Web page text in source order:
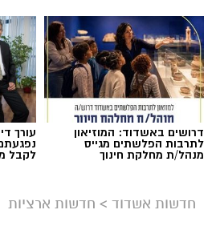
רוצה לעקוב אחרי הערוץ של
דרושים באשדוד: המוזיאון
לתרבות הפלשתים מגייס
מנהל/ת מחלקת חינוך
עורך
לקבל
חדשות אשדוד > חדשות ארציות